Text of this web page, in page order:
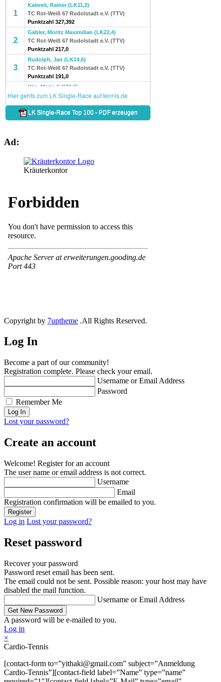
Ad:
Kräuterkontor
Copyright by 7uptheme .All Rights Reserved.
Log In
Become a part of our community!
Registration complete. Please check your email.
Username or Email Address
Password
Remember Me
Lost your password?
Create an account
Welcome! Register for an account
The user name or email address is not correct.
Username
Email
Registration confirmation will be emailed to you.
Log in Lost your password?
Reset password
Recover your password
Password reset email has been sent.
The email could not be sent. Possible reason: your host may have
disabled the mail function.
Username or Email Address
A password will be e-mailed to you.
Log in
×
Cardio-Tennis
[contact-form to=”yithaki@gmail.com” subject=”Anmeldung
Cardio-Tennis”][contact-field label=”Name” type=”name”